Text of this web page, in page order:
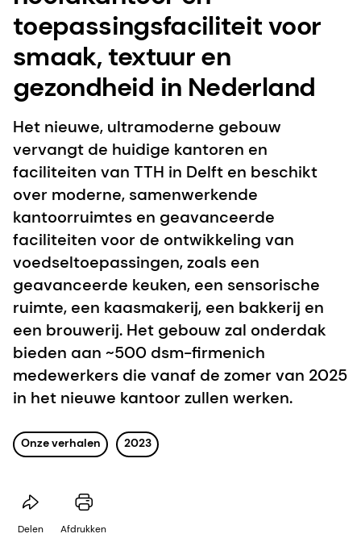
toepassingsfaciliteit voor
smaak, textuur en
gezondheid in Nederland
Het nieuwe, ultramoderne gebouw
vervangt de huidige kantoren en
faciliteiten van TTH in Delft en beschikt
over moderne, samenwerkende
kantoorruimtes en geavanceerde
faciliteiten voor de ontwikkeling van
voedseltoepassingen, zoals een
geavanceerde keuken, een sensorische
ruimte, een kaasmakerij, een bakkerij en
een brouwerij. Het gebouw zal onderdak
bieden aan ~500 dsm-firmenich
medewerkers die vanaf de zomer van 2025
in het nieuwe kantoor zullen werken.
Onze verhalen 2023
Delen Afdrukken